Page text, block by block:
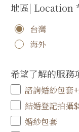
地區| Location
台灣
海外
希望了解的服務
諮詢婚紗包套
結婚登記拍攝
婚紗包套